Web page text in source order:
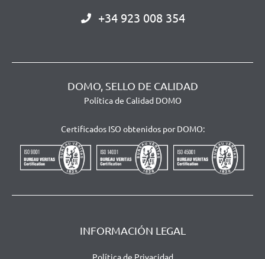
+34 923 008 354
DOMO, SELLO DE CALIDAD
Política de Calidad DOMO
Certificados ISO obtenidos por DOMO:
INFORMACIÓN LEGAL
Política de Privacidad